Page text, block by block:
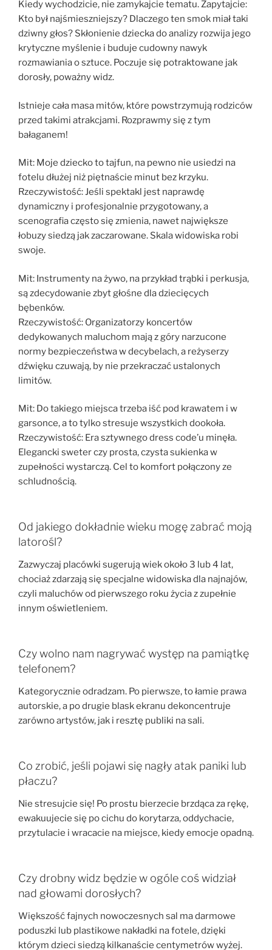
Kiedy wychodzicie, nie zamykajcie tematu. Zapytajcie:
Kto był najśmieszniejszy? Dlaczego ten smok miał taki
dziwny głos? Skłonienie dziecka do analizy rozwija jego
krytyczne myślenie i buduje cudowny nawyk
rozmawiania o sztuce. Poczuje się potraktowane jak
dorosły, poważny widz.
Istnieje cała masa mitów, które powstrzymują rodziców
przed takimi atrakcjami. Rozprawmy się z tym
bałaganem!
Mit: Moje dziecko to tajfun, na pewno nie usiedzi na
fotelu dłużej niż piętnaście minut bez krzyku.
Rzeczywistość: Jeśli spektakl jest naprawdę
dynamiczny i profesjonalnie przygotowany, a
scenografia często się zmienia, nawet największe
łobuzy siedzą jak zaczarowane. Skala widowiska robi
swoje.
Mit: Instrumenty na żywo, na przykład trąbki i perkusja,
są zdecydowanie zbyt głośne dla dziecięcych
bębenków.
Rzeczywistość: Organizatorzy koncertów
dedykowanych maluchom mają z góry narzucone
normy bezpieczeństwa w decybelach, a reżyserzy
dźwięku czuwają, by nie przekraczać ustalonych
limitów.
Mit: Do takiego miejsca trzeba iść pod krawatem i w
garsonce, a to tylko stresuje wszystkich dookoła.
Rzeczywistość: Era sztywnego dress code’u minęła.
Elegancki sweter czy prosta, czysta sukienka w
zupełności wystarczą. Cel to komfort połączony ze
schludnością.
Od jakiego dokładnie wieku mogę zabrać moją
latorośl?
Zazwyczaj placówki sugerują wiek około 3 lub 4 lat,
chociaż zdarzają się specjalne widowiska dla najnajów,
czyli maluchów od pierwszego roku życia z zupełnie
innym oświetleniem.
Czy wolno nam nagrywać występ na pamiątkę
telefonem?
Kategorycznie odradzam. Po pierwsze, to łamie prawa
autorskie, a po drugie blask ekranu dekoncentruje
zarówno artystów, jak i resztę publiki na sali.
Co zrobić, jeśli pojawi się nagły atak paniki lub
płaczu?
Nie stresujcie się! Po prostu bierzecie brzdąca za rękę,
ewakuujecie się po cichu do korytarza, oddychacie,
przytulacie i wracacie na miejsce, kiedy emocje opadną.
Czy drobny widz będzie w ogóle coś widział
nad głowami dorosłych?
Większość fajnych nowoczesnych sal ma darmowe
poduszki lub plastikowe nakładki na fotele, dzięki
którym dzieci siedzą kilkanaście centymetrów wyżej.